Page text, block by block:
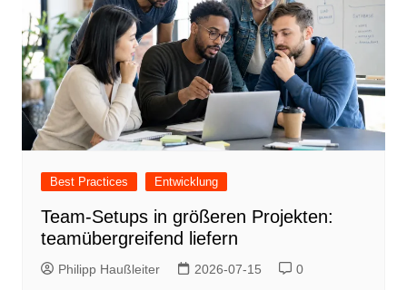
Best Practices Entwicklung
Team-Setups in größeren Projekten:
teamübergreifend liefern
Philipp Haußleiter 2026-07-15 0